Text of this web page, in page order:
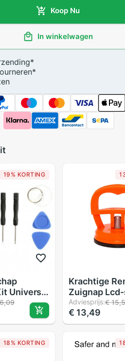
Koop Nu
In winkelwagen
*
*
19% KORTING
Universal
En
Krachtige
Zuignap
Mobiele
Demontage
Screen
Tool
Adviesprijs:€
€ 13,49
18% KORTING